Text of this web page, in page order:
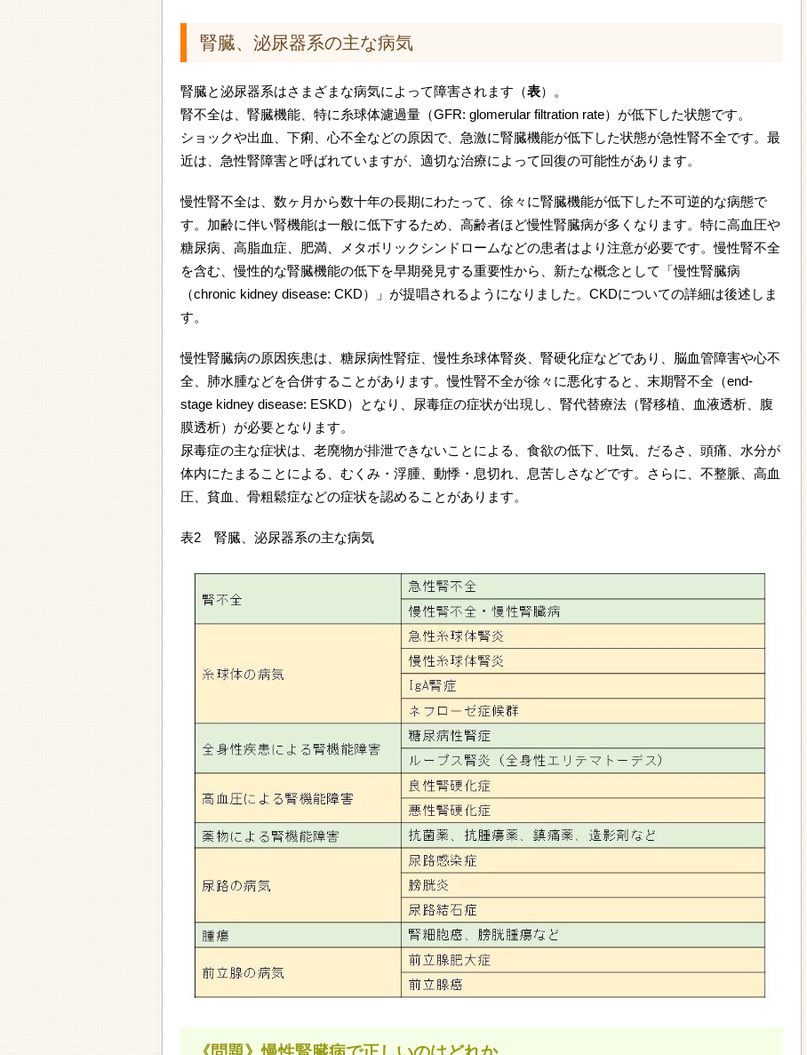
腎臓、泌尿器系の主な病気
腎臓と泌尿器系はさまざまな病気によって障害されます（表）。
腎不全は、腎臓機能、特に糸球体濾過量（GFR: glomerular filtration rate）が低下した状態です。
ショックや出血、下痢、心不全などの原因で、急激に腎臓機能が低下した状態が急性腎不全です。最
近は、急性腎障害と呼ばれていますが、適切な治療によって回復の可能性があります。
慢性腎不全は、数ヶ月から数十年の長期にわたって、徐々に腎臓機能が低下した不可逆的な病態で
す。加齢に伴い腎機能は一般に低下するため、高齢者ほど慢性腎臓病が多くなります。特に高血圧や
糖尿病、高脂血症、肥満、メタボリックシンドロームなどの患者はより注意が必要です。慢性腎不全
を含む、慢性的な腎臓機能の低下を早期発見する重要性から、新たな概念として「慢性腎臓病
（chronic kidney disease: CKD）」が提唱されるようになりました。CKDについての詳細は後述しま
す。
慢性腎臓病の原因疾患は、糖尿病性腎症、慢性糸球体腎炎、腎硬化症などであり、脳血管障害や心不
全、肺水腫などを合併することがあります。慢性腎不全が徐々に悪化すると、末期腎不全（end-
stage kidney disease: ESKD）となり、尿毒症の症状が出現し、腎代替療法（腎移植、血液透析、腹
膜透析）が必要となります。
尿毒症の主な症状は、老廃物が排泄できないことによる、食欲の低下、吐気、だるさ、頭痛、水分が
体内にたまることによる、むくみ・浮腫、動悸・息切れ、息苦しさなどです。さらに、不整脈、高血
圧、貧血、骨粗鬆症などの症状を認めることがあります。
表2 腎臓、泌尿器系の主な病気